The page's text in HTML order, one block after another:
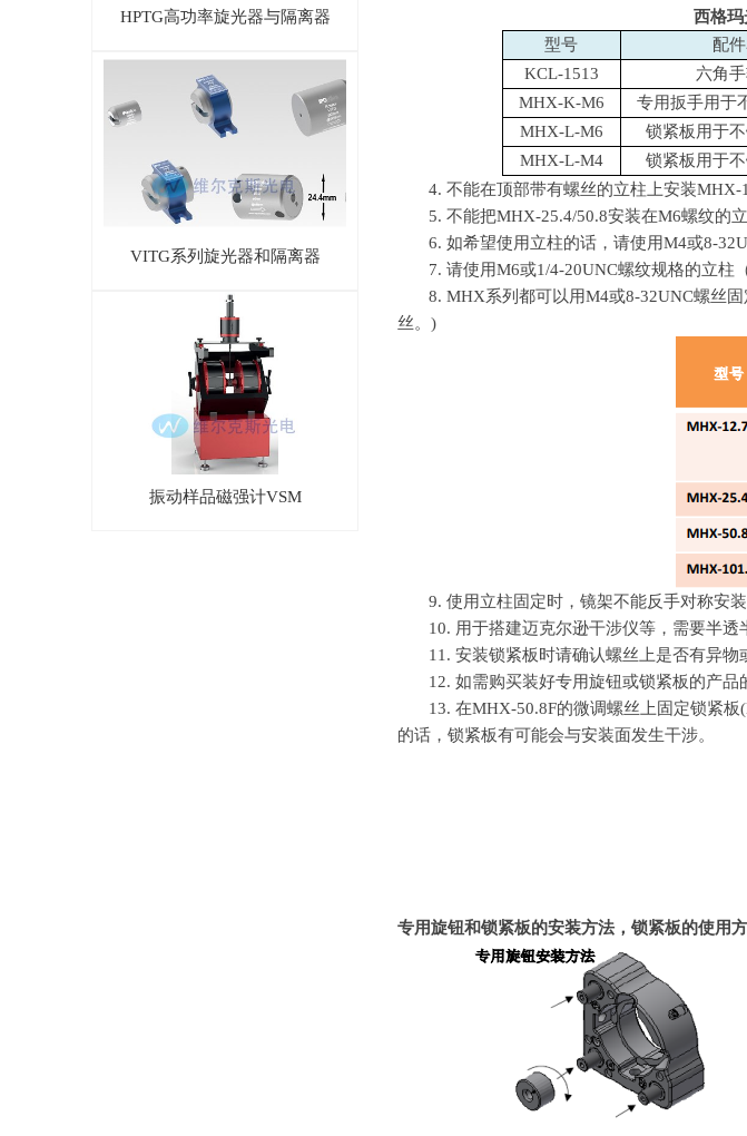
HPTG高功率旋光器与隔离器
VITG系列旋光器和隔离器
振动样品磁强计VSM
西格玛
型号
配
KCL-1513
六角
MHX-K-M6
专用扳手用于
MHX-L-M6
锁紧板用于
MHX-L-M4
锁紧板用于
4. 不能在顶部带有螺丝的立柱上安装MHX-
5. 不能把MHX-25.4/50.8安装在M6螺纹的
6. 如希望使用立柱的话，请使用M4或8-
7. 请使用M6或1/4-20UNC螺纹规格的立柱
8. MHX系列都可以用M4或8-32UNC螺丝固
丝。 )
9. 使用立柱固定时，镜架不能反手对称安
10. 用于搭建迈克尔逊干涉仪等，需要半透
11. 安装锁紧板时请确认螺丝上是否有异
12. 如需购买装好专用旋钮或锁紧板的产品
13. 在MHX-50.8F的微调螺丝上固定锁紧板
的话，锁紧板有可能会与安装面发生干涉。
专用旋钮和锁紧板的安装方法，锁紧板的使用